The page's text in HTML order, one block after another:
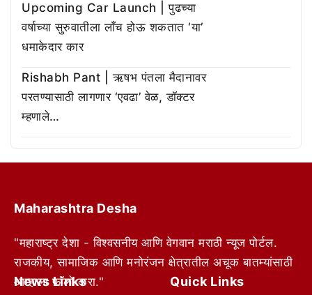
Upcoming Car Launch | पुढच्या
वर्षाच्या सुरुवातीला लाँच होऊ शकतात ‘या’
धमाकेदार कार
Rishabh Pant | ऋषभ पंतला मैदानावर
परतण्यासाठी लागणार ‘एवढा’ वेळ, डॉक्टर
म्हणाले…
Maharashtra Desha
"महाराष्ट्र देशा - विश्वसनीय आणि वेगवान मराठी न्यूज पोर्टल.
राजकीय, सामाजिक आणि मनोरंजन क्षेत्रातील अचूक बातम्यांसाठी
आम्हाला फॉलो करा."
News Links Quick Links